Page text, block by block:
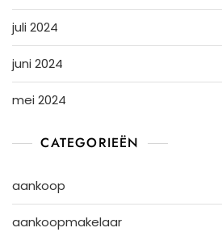
juli 2024
juni 2024
mei 2024
CATEGORIEËN
aankoop
aankoopmakelaar